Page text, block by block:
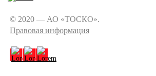
© 2020 — АО «ТОСКО».
Правовая информация